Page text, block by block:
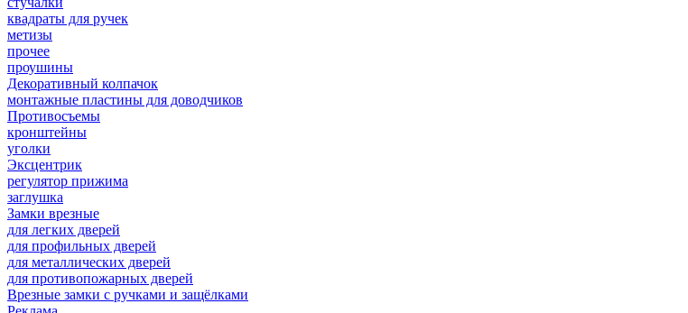
квадраты для ручек
метизы
прочее
проушины
Декоративный колпачок
монтажные пластины для доводчиков
Противосъемы
кронштейны
уголки
Эксцентрик
регулятор прижима
заглушка
Замки врезные
для легких дверей
для профильных дверей
для металлических дверей
для противопожарных дверей
Врезные замки с ручками и защёлками